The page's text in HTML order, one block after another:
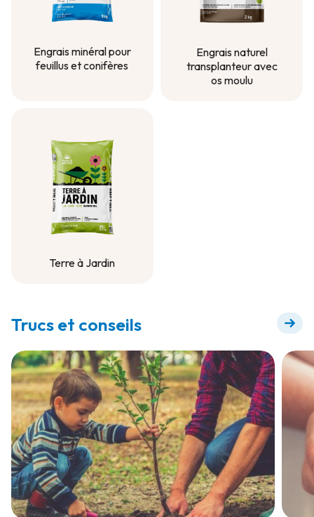
Engrais minéral pour
feuillus et conifères
Engrais naturel
transplanteur avec
os moulu
Terre à Jardin
Trucs et conseils